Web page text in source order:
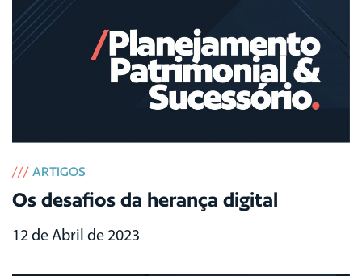
/// ARTIGOS
Os desafios da herança digital
12 de Abril de 2023